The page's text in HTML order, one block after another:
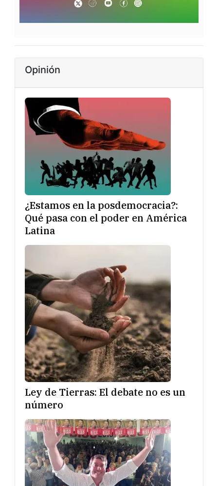
Opinión
¿Estamos en la posdemocracia?:
Qué pasa con el poder en América
Latina
Ley de Tierras: El debate no es un
número